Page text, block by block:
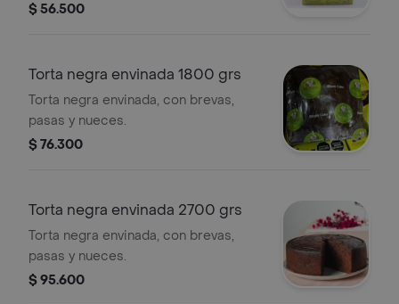
$ 56.500
Torta negra envinada 1800 grs
Torta negra envinada, con brevas,
pasas y nueces.
$ 76.300
Torta negra envinada 2700 grs
Torta negra envinada, con brevas,
pasas y nueces.
$ 95.600